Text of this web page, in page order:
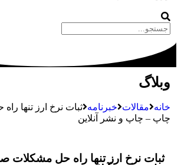
وبلاگ
خانه مقالات خبرنامه ثبات نرخ ارز تنها
چاپ – چاپ و نشر آنلاین
ثبات نرخ ارز تنها راه حل